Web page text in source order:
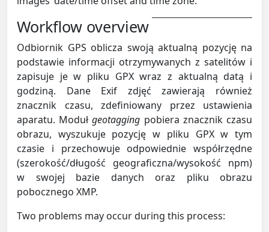
Workflow overview
Odbiornik GPS oblicza swoją aktualną pozycję na
podstawie informacji otrzymywanych z satelitów i
zapisuje je w pliku GPX wraz z aktualną datą i
godziną. Dane Exif zdjęć zawierają również
znacznik czasu, zdefiniowany przez ustawienia
aparatu. Modułgeotagging pobiera znacznik czasu
obrazu, wyszukuje pozycję w pliku GPX w tym
czasie i przechowuje odpowiednie współrzędne
(szerokość/długość geograficzna/wysokość npm)
w swojej bazie danych oraz pliku obrazu
pobocznego XMP.
Two problems may occur during this process: